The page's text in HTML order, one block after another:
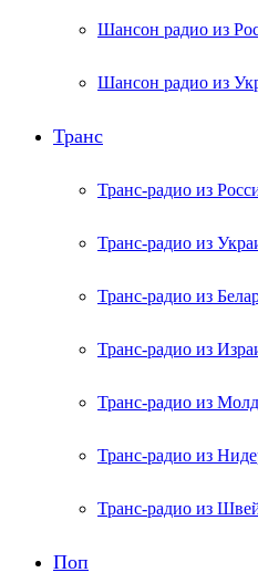
Шансон радио из
Шансон радио из
Транс
Транс-радио из
Транс-радио из
Транс-радио из
Транс-радио из
Транс-радио из
Транс-радио из
Транс-радио из
Поп